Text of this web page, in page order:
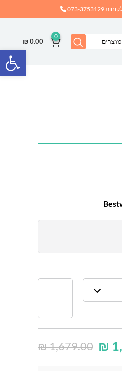
073-3753129
0
₪0.00
₪1,679.00 ₪